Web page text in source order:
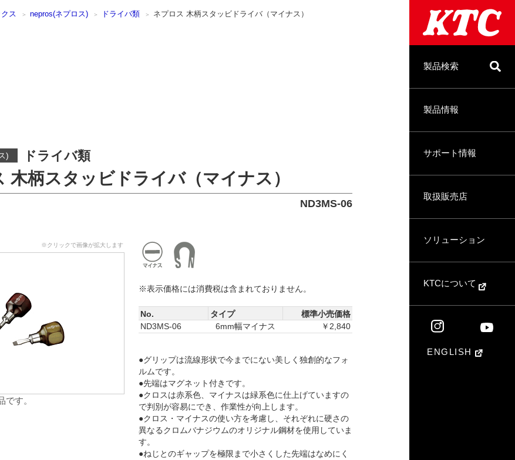
製品検索
製品情報
サポート情報
取扱販売店
ソリューション
KTCについて
ENGLISH
ス nepros(ネプロス) ドライバ類 ネプロス 木柄スタッビドライバ（マイナス）
) ドライバ類
木柄スタッビドライバ（マイナス）
ND3MS-06
※クリックで画像が拡大します
す。
※表示価格には消費税は含まれておりません。
No. タイプ
標準小売価格
ND3MS-06
6mm幅マイナス ￥2,840
●グリップは流線形状で今までにない美しく独創的なフォ
ルムです。
●先端はマグネット付きです。
●クロスは赤系色、マイナスは緑系色に仕上げていますの
で判別が容易にでき、作業性が向上します。
●クロス・マイナスの使い方を考慮し、それぞれに硬さの
異なるクロムバナジウムのオリジナル鋼材を使用していま
す。
●ねじとのギャップを極限まで小さくした先端はなめにく